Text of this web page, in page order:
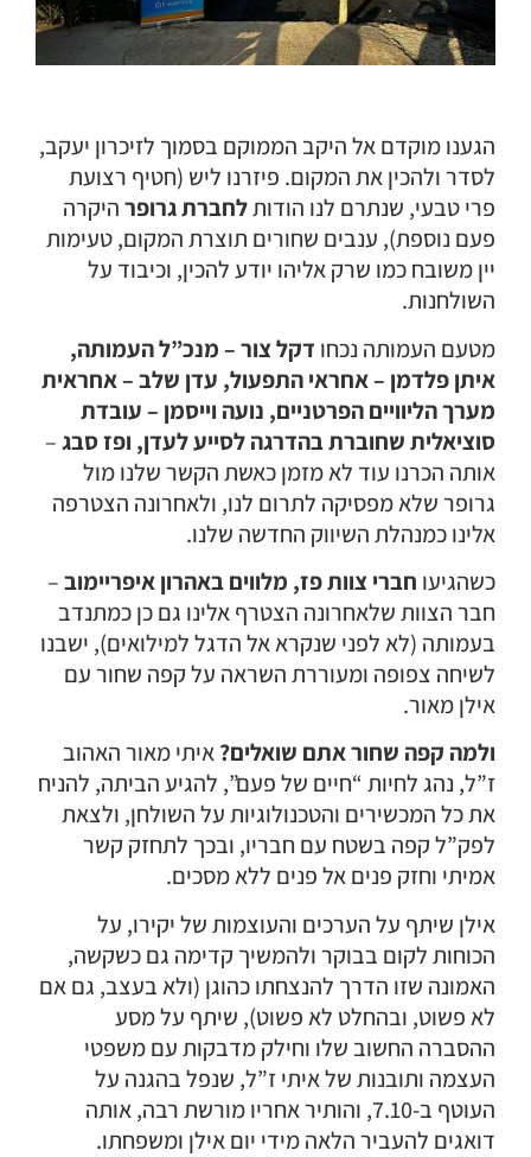
הגענו מוקדם אל היקב הממוקם בסמוך לזיכרון יעקב,
לסדר ולהכין את המקום. פיזרנו ליש (חטיף רצועת
פרי טבעי, שנתרם לנו הודותלחברת גרופרהיקרה
פעם נוספת), ענבים שחורים תוצרת המקום, טעימות
יין משובח כמו שרק אליהו יודע להכין, וכיבוד על
השולחנות.
מטעם העמותה נכחו דקל צור – מנכ”ל העמותה,
איתן פלדמן – אחראי התפעול, עדן שלב – אחראית
מערך הליוויים הפרטניים, נועה וייסמן – עובדת
סוציאלית שחוברת בהדרגה לסייע לעדן, ופז סבג–
אותה הכרנו עוד לא מזמן כאשת הקשר שלנו מול
גרופר שלא מפסיקה לתרום לנו, ולאחרונה הצטרפה
אלינו כמנהלת השיווק החדשה שלנו.
כשהגיעו חברי צוות פז, מלווים באהרון איפריימוב–
חבר הצוות שלאחרונה הצטרף אלינו גם כן כמתנדב
בעמותה (לא לפני שנקרא אל הדגל למילואים), ישבנו
לשיחה צפופה ומעוררת השראה על קפה שחור עם
אילן מאור.
ולמה קפה שחור אתם שואלים?איתי מאור האהוב
ז”ל, נהג לחיות “חיים של פעם”, להגיע הביתה, להניח
את כל המכשירים והטכנולוגיות על השולחן, ולצאת
לפק”ל קפה בשטח עם חבריו, ובכך לתחזק קשר
אמיתי וחזק פנים אל פנים ללא מסכים.
אילן שיתף על הערכים והעוצמות של יקירו, על
הכוחות לקום בבוקר ולהמשיך קדימה גם כשקשה,
האמונה שזו הדרך להנצחתו כהוגן (ולא בעצב, גם אם
לא פשוט, ובהחלט לא פשוט), שיתף על מסע
ההסברה החשוב שלו וחילק מדבקות עם משפטי
העצמה ותובנות של איתי ז”ל, שנפל בהגנה על
העוטף ב-7.10, והותיר אחריו מורשת רבה, אותה
דואגים להעביר הלאה מידי יום אילן ומשפחתו.